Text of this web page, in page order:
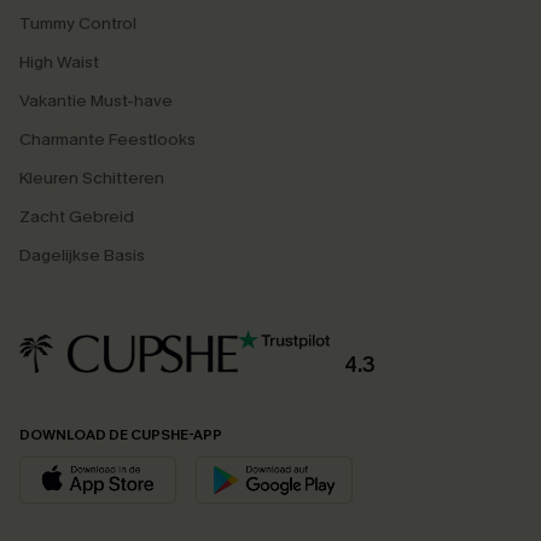
Tummy Control
High Waist
Vakantie Must-have
Charmante Feestlooks
Kleuren Schitteren
Zacht Gebreid
Dagelijkse Basis
4.3
DOWNLOAD DE CUPSHE-APP